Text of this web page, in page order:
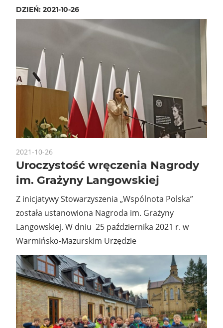
DZIEŃ: 2021-10-26
2021-10-26
Uroczystość wręczenia Nagrody
im. Grażyny Langowskiej
Z inicjatywy Stowarzyszenia „Wspólnota Polska”
została ustanowiona Nagroda im. Grażyny
Langowskiej. W dniu 25 października 2021 r. w
Warmińsko-Mazurskim Urzędzie